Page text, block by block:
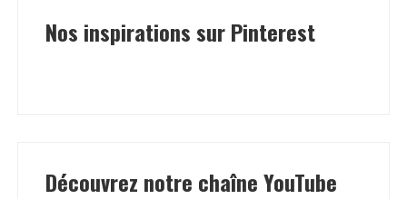
Nos inspirations sur Pinterest
Découvrez notre chaîne YouTube